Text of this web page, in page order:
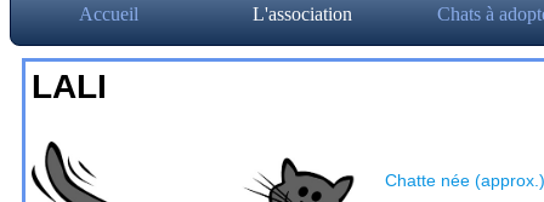
Accueil L'association Chats à
LALI
Chatte née